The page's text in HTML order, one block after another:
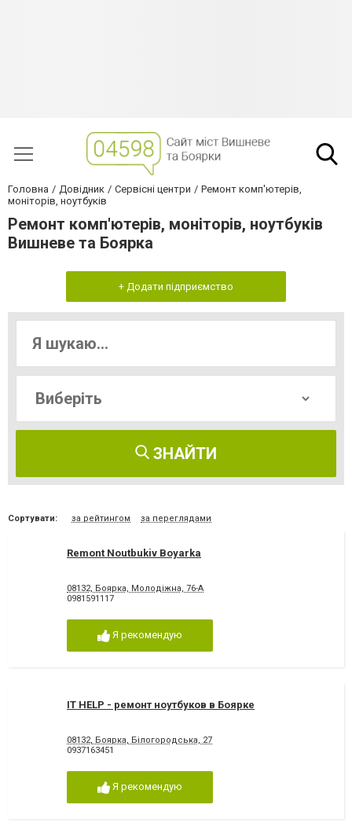
Головна Довідник Сервісні центри
Ремонт комп'ютерів,
моніторів, ноутбуків
Ремонт комп'ютерів, моніторів, ноутбуків
Вишневе та Боярка
+ Додати підприємство
ЗНАЙТИ
Сортувати: за рейтингом за переглядами
Remont Noutbukiv Boyarka
08132, Боярка, Молодіжна, 76-А
0981591117
Я рекомендую
IT HELP - ремонт ноутбуков в Боярке
08132, Боярка, Білогородська, 27
0937163451
Я рекомендую